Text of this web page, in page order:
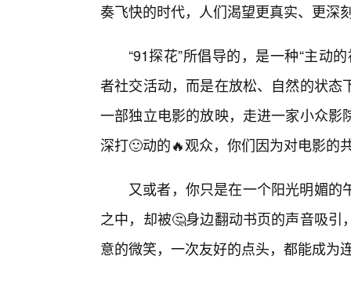
奏飞快的时代，人们渴望更真实、更深
“91探花”所倡导的，是一种“主动
者社交活动，而是在放松、自然的状
一部独立电影的放映，走进一家小众
深打🙂动的🔥观众，你们因为对电影的
又或者，你只是在一个阳光明媚
之中，却被🤔身边翻动书页的声音吸
意的微笑，一次友好的点头，都能成为